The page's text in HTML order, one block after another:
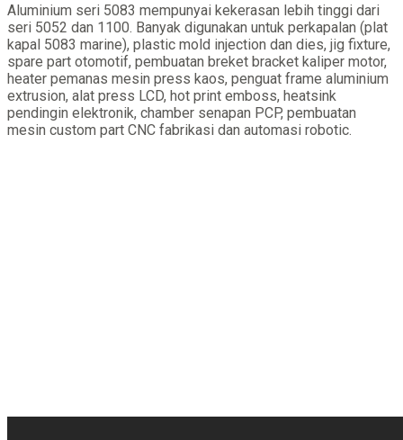
Aluminium seri 5083 mempunyai kekerasan lebih tinggi dari
seri 5052 dan 1100. Banyak digunakan untuk perkapalan (plat
kapal 5083 marine), plastic mold injection dan dies, jig fixture,
spare part otomotif, pembuatan breket bracket kaliper motor,
heater pemanas mesin press kaos, penguat frame aluminium
extrusion, alat press LCD, hot print emboss, heatsink
pendingin elektronik, chamber senapan PCP, pembuatan
mesin custom part CNC fabrikasi dan automasi robotic.